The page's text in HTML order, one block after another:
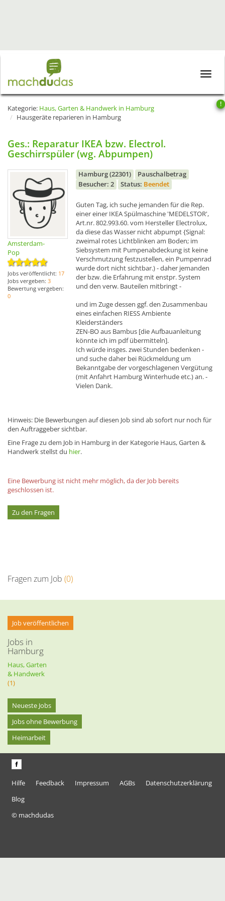
Toggle
!
Kategorie: Haus, Garten & Handwerk in Hamburg
Hausgeräte reparieren in Hamburg
Ges.: Reparatur IKEA bzw. Electrol.
Geschirrspüler (wg. Abpumpen)
Amsterdam-
Pop
Jobs veröffentlicht: 17
Jobs vergeben: 3
Bewertung vergeben:
0
Hamburg (22301)
Pauschalbetrag
Besucher: 2
Status: Beendet
Guten Tag, ich suche jemanden für die Rep.
einer einer IKEA Spülmaschine 'MEDELSTOR',
Art.nr. 802.993.60. vom Hersteller Electrolux,
da diese das Wasser nicht abpumpt {Signal:
zweimal rotes Lichtblinken am Boden; im
Siebsystem mit Pumpenabdeckung ist keine
Verschmutzung festzustellen, ein Pumpenrad
wurde dort nicht sichtbar.) - daher jemanden
der bzw. die Erfahrung mit enstpr. System
und den verw. Bauteilen mitbringt -
und im Zuge dessen ggf. den Zusammenbau
eines einfachen RIESS Ambiente
Kleiderständers
ZEN-BO aus Bambus [die Aufbauanleitung
könnte ich im pdf übermitteln].
Ich würde insges. zwei Stunden bedenken -
und suche daher bei Rückmeldung um
Bekanntgabe der vorgeschlagenen Vergütung
(mit Anfahrt Hamburg Winterhude etc.) an. -
Vielen Dank.
Hinweis: Die Bewerbungen auf diesen Job sind ab sofort nur noch für
den Auftraggeber sichtbar.
Eine Frage zu dem Job in Hamburg in der Kategorie Haus, Garten &
Handwerk stellst du hier.
Eine Bewerbung ist nicht mehr möglich, da der Job bereits
geschlossen ist.
Zu den Fragen
Fragen zum Job (0)
Job veröffentlichen
Jobs in
Hamburg
Haus, Garten
& Handwerk
(1)
Neueste Jobs
Jobs ohne Bewerbung
Heimarbeit
Hilfe Feedback Impressum AGBs
Datenschutzerklärung
Blog
© machdudas